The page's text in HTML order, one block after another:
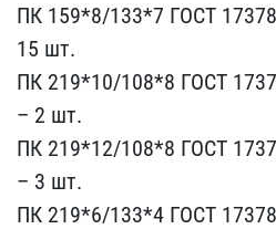
ПК 159*8/1​33*7 ГОСТ
15 шт.
ПК 21​9*10/108*8 ГОСТ
– 2 шт.
​ПК 219*12/108*8 ГОСТ
– 3​ шт.
ПК 219*6/133*4 ГОСТ​